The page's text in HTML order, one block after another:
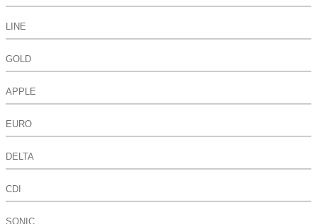
LINE
GOLD
APPLE
EURO
DELTA
CDI
SONIC